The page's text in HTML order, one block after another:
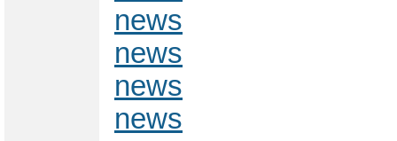
news
news
news
news